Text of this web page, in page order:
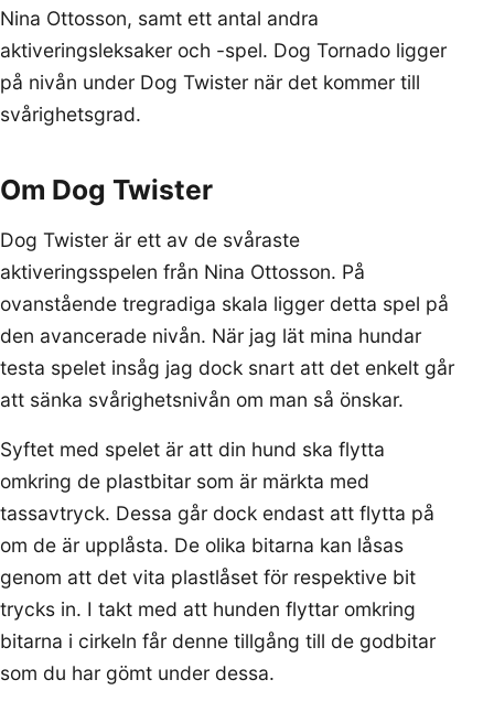
Nina Ottosson, samt ett antal andra
aktiveringsleksaker och -spel. Dog Tornado ligger
på nivån under Dog Twister när det kommer till
svårighetsgrad.
Om Dog Twister
Dog Twister är ett av de svåraste
aktiveringsspelen från Nina Ottosson. På
ovanstående tregradiga skala ligger detta spel på
den avancerade nivån. När jag lät mina hundar
testa spelet insåg jag dock snart att det enkelt går
att sänka svårighetsnivån om man så önskar.
Syftet med spelet är att din hund ska flytta
omkring de plastbitar som är märkta med
tassavtryck. Dessa går dock endast att flytta på
om de är upplåsta. De olika bitarna kan låsas
genom att det vita plastlåset för respektive bit
trycks in. I takt med att hunden flyttar omkring
bitarna i cirkeln får denne tillgång till de godbitar
som du har gömt under dessa.